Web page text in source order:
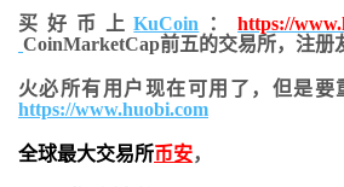
买好币上KuCoin ：https://
CoinMarketCap前五的交易所，注册
火必所有用户现在可用了，但是要
https://www.huobi.com
全球最大交易所币安，